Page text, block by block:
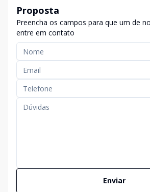
Proposta
Preencha os campos para que um de
entre em contato
Enviar